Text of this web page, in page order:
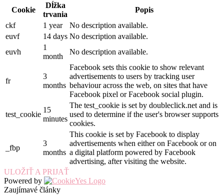
Cookie
Dĺžka
trvania
Popis
ckf
1 year
No description available.
euvf
14 days No description available.
euvh
1
month
No description available.
fr
3
months
Facebook sets this cookie to show relevant
advertisements to users by tracking user
behaviour across the web, on sites that have
Facebook pixel or Facebook social plugin.
test_cookie
15
minutes
The test_cookie is set by doubleclick.net and is
used to determine if the user's browser supports
cookies.
_fbp
3
months
This cookie is set by Facebook to display
advertisements when either on Facebook or on
a digital platform powered by Facebook
advertising, after visiting the website.
ULOŽIŤ A PRIJAŤ
Powered by
Zaujímavé články